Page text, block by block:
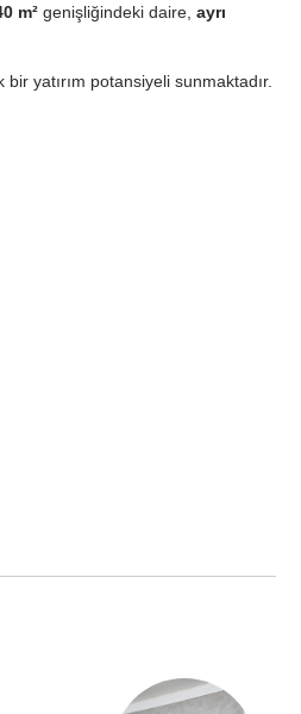
m² genişliğindeki daire, ayrı
yatırım potansiyeli sunmaktadır.